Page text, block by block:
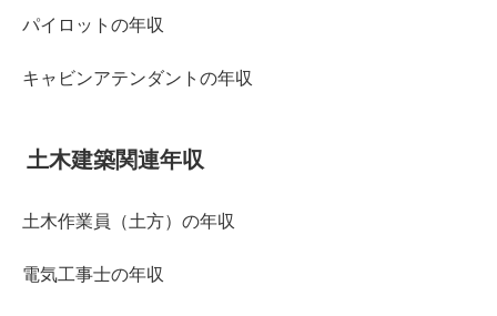
パイロットの年収
キャビンアテンダントの年収
土木建築関連年収
土木作業員（土方）の年収
電気工事士の年収